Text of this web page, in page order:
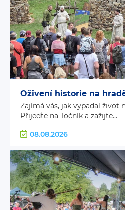
Oživení historie na
Zajímá vás, jak vypadal život
Přijeďte na Točník a zažijte...
08.08.2026